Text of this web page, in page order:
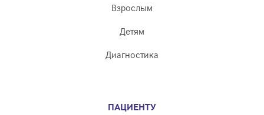
Взрослым
Детям
Диагностика
ПАЦИЕНТУ